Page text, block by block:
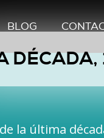
BLOG
DÉCADA,
la última